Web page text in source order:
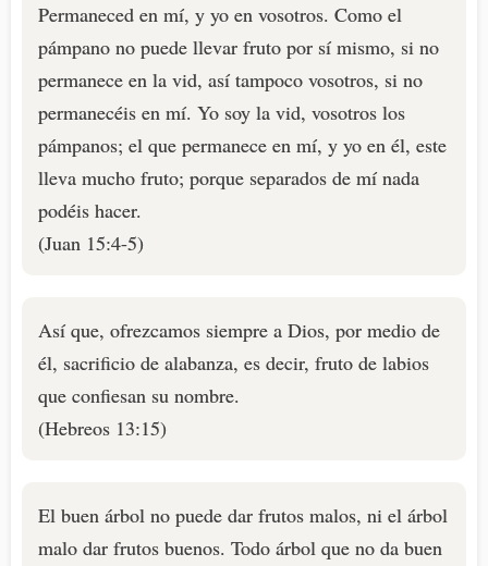
Permaneced en mí, y yo en vosotros. Como el
pámpano no puede llevar fruto por sí mismo, si no
permanece en la vid, así tampoco vosotros, si no
permanecéis en mí. Yo soy la vid, vosotros los
pámpanos; el que permanece en mí, y yo en él, este
lleva mucho fruto; porque separados de mí nada
podéis hacer.
(Juan 15:4-5)
Así que, ofrezcamos siempre a Dios, por medio de
él, sacrificio de alabanza, es decir, fruto de labios
que confiesan su nombre.
(Hebreos 13:15)
El buen árbol no puede dar frutos malos, ni el árbol
malo dar frutos buenos. Todo árbol que no da buen